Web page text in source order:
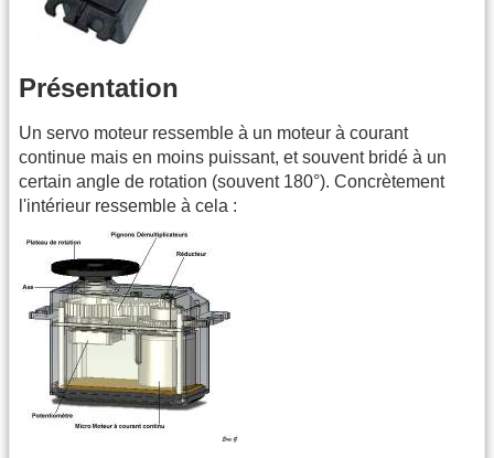
Présentation
Un servo moteur ressemble à un moteur à courant
continue mais en moins puissant, et souvent bridé à un
certain angle de rotation (souvent 180°). Concrètement
l'intérieur ressemble à cela :